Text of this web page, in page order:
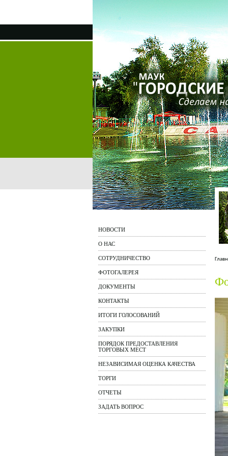
НОВОСТИ
О НАС
СОТРУДНИЧЕСТВО
ФОТОГАЛЕРЕЯ
ДОКУМЕНТЫ
КОНТАКТЫ
ИТОГИ ГОЛОСОВАНИЙ
ЗАКУПКИ
ПОРЯДОК ПРЕДОСТАВЛЕНИЯ
ТОРГОВЫХ МЕСТ
НЕЗАВИСИМАЯ ОЦЕНКА КАЧЕСТВА
ТОРГИ
ОТЧЕТЫ
ЗАДАТЬ ВОПРОС